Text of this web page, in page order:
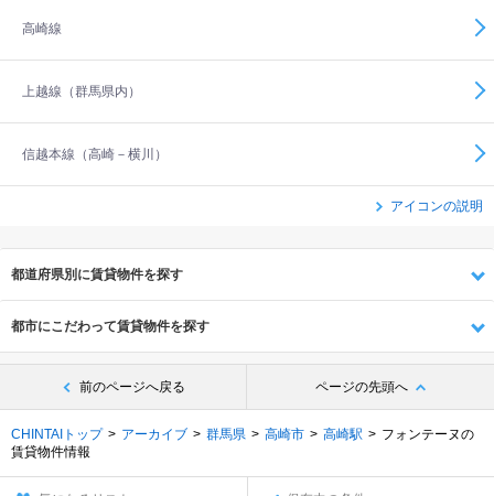
高崎線
上越線（群馬県内）
信越本線（高崎－横川）
アイコンの説明
都道府県別に賃貸物件を探す
都市にこだわって賃貸物件を探す
前のページへ戻る ページの先頭へ
CHINTAIトップ アーカイブ 群馬県 高崎市 高崎駅
フォンテーヌの
賃貸物件情報